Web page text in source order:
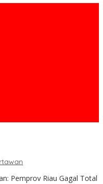
Pemprov Riau Gagal Total